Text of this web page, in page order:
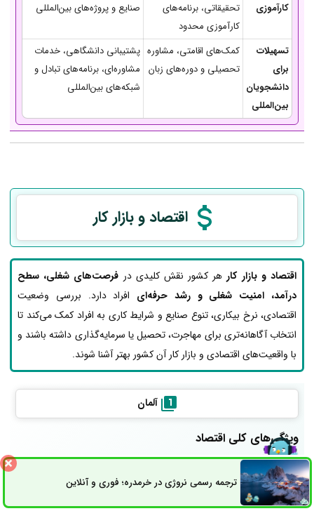
کارآموزی
تحقیقاتی، برنامه‌های
کارآموزی محدود
صنایع و پروژه‌های بین‌المللی
تسهیلات
برای
دانشجویان
بین‌المللی
کمک‌های اقامتی، مشاوره
تحصیلی و دوره‌های زبان
پشتیبانی دانشگاهی، خدمات
مشاوره‌ای، برنامه‌های تبادل و
شبکه‌های بین‌المللی
اقتصاد و بازار کار
اقتصاد و بازار کار هر کشور نقش کلیدی در فرصت‌های شغلی، سطح
درآمد، امنیت شغلی و رشد حرفه‌ای افراد دارد. بررسی وضعیت
اقتصادی، نرخ بیکاری، تنوع صنایع و شرایط کاری به افراد کمک می‌کند تا
انتخاب آگاهانه‌تری برای مهاجرت، تحصیل یا سرمایه‌گذاری داشته باشند و
با واقعیت‌های اقتصادی و بازار کار آن کشور بهتر آشنا شوند.
آلمان
ویژگی‌های کلی اقتصاد
آلمان اقتصادی بزرگ و متنوع دارد که صنایع اصلی آن شامل خودروسازی،
مهندسی، تولید، خدمات و فناوری پیشرفته می‌شود. نرخ بیکاری نسبتاً
پایین و بازار کار پایدار است. اقتصاد آلمان فرصت‌های شغلی متنوعی فراهم
ترجمه رسمی نروژی در خرمدره؛ فوری و آنلاینثبت سفارش راه های ارتباطی